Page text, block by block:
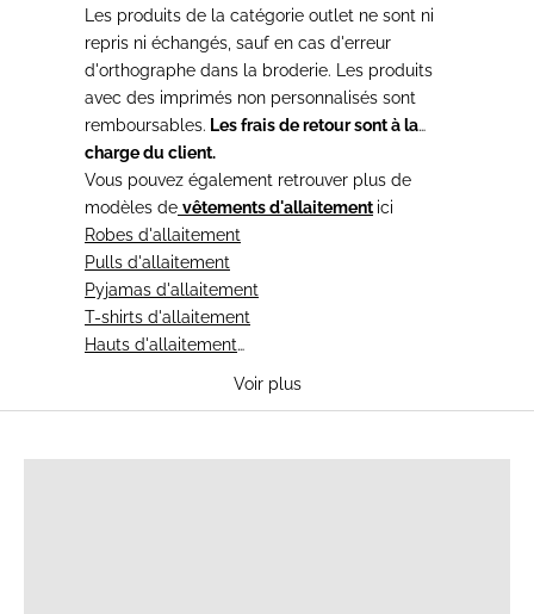
Les produits de la catégorie outlet ne sont ni
repris ni échangés, sauf en cas d'erreur
d'orthographe dans la broderie. Les produits
avec des imprimés non personnalisés sont
remboursables. Les frais de retour sont à la
charge du client.
Vous pouvez également retrouver plus de
modèles de vêtements d'allaitement ici
Robes d'allaitement
Pulls d'allaitement
Pyjamas d'allaitement
T-shirts d'allaitement
Hauts d'allaitement
Blouses d'allaitement
Voir plus